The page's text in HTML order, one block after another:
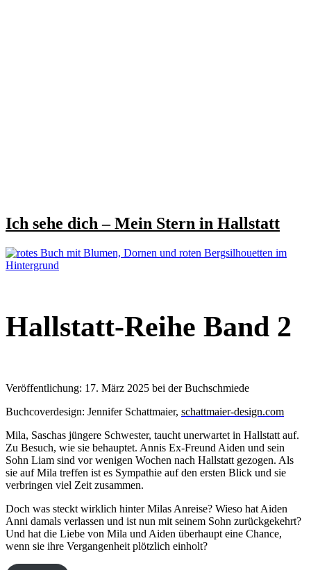
Ich sehe dich – Mein Stern in Hallstatt
Hallstatt-Reihe Band 2
Veröffentlichung: 17. März 2025 bei der Buchschmiede
Buchcoverdesign: Jennifer Schattmaier, schattmaier-design.com
Mila, Saschas jüngere Schwester, taucht unerwartet in Hallstatt auf.
Zu Besuch, wie sie behauptet. Annis Ex-Freund Aiden und sein
Sohn Liam sind vor wenigen Wochen nach Hallstatt gezogen. Als
sie auf Mila treffen ist es Sympathie auf den ersten Blick und sie
verbringen viel Zeit zusammen.
Doch was steckt wirklich hinter Milas Anreise? Wieso hat Aiden
Anni damals verlassen und ist nun mit seinem Sohn zurückgekehrt?
Und hat die Liebe von Mila und Aiden überhaupt eine Chance,
wenn sie ihre Vergangenheit plötzlich einholt?